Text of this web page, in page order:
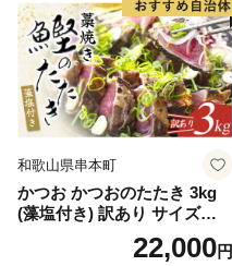
和歌山県串本町
かつお かつおのたたき 3kg
(藻塩付き) 訳あり サイズふぞ
ろい 焼きが命！ 藁焼き / 鰹
かつお カツオのたたき 鰹の
22,000円